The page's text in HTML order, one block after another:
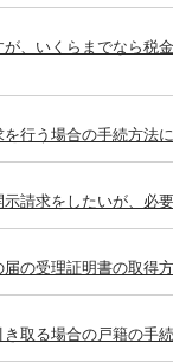
、いくらまでなら税
行う場合の手続方法
請求をしたいが、必
の受理証明書の取得
取る場合の戸籍の手